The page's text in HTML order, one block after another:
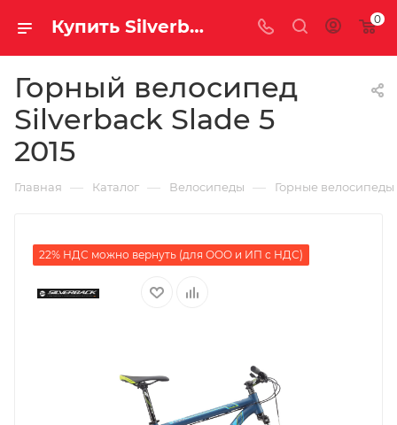
Купить Silverback Slade 5 2015 за рублей, а со скидкой 0
Горный велосипед
Silverback Slade 5
2015
Главная — Каталог — Велосипеды — Горные велосипеды
22% НДС можно вернуть (для ООО и ИП с НДС)